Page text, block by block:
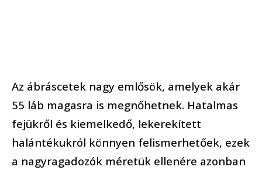
Az ábráscetek nagy emlősök, amelyek akár
55 láb magasra is megnőhetnek. Hatalmas
fejükről és kiemelkedő, lekerekített
halántékukról könnyen felismerhetőek, ezek
a nagyragadozók méretük ellenére azonban